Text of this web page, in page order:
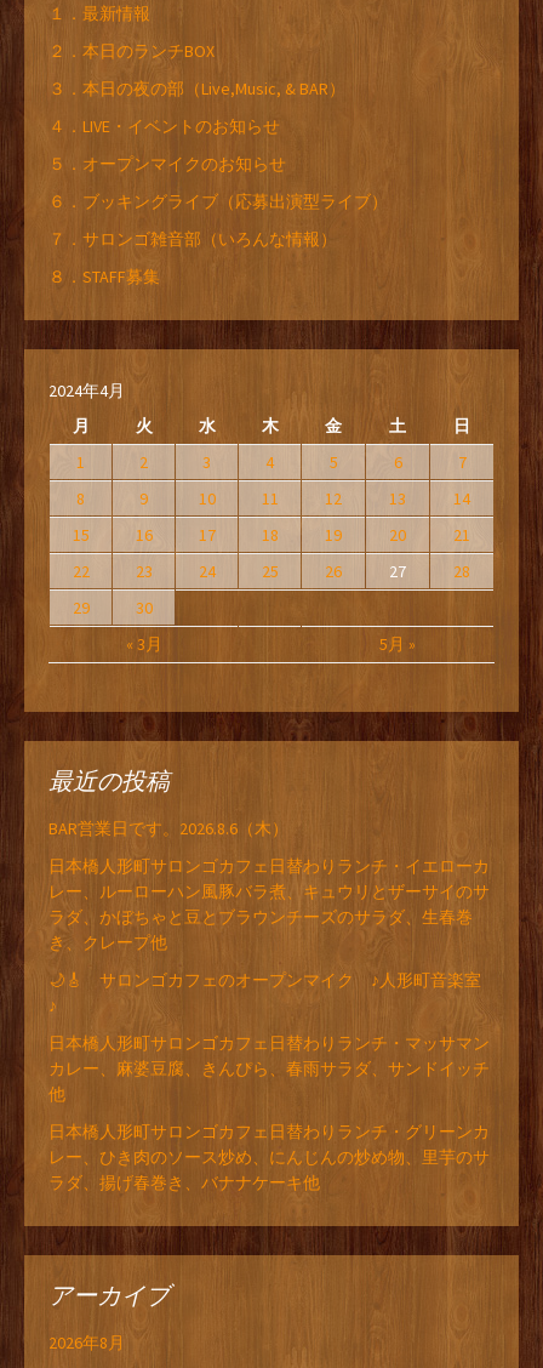
１．最新情報
２．本日のランチBOX
３．本日の夜の部（Live,Music, & BAR）
４．LIVE・イベントのお知らせ
５．オープンマイクのお知らせ
６．ブッキングライブ（応募出演型ライブ）
７．サロンゴ雑音部（いろんな情報）
８．STAFF募集
2024年4月
月
火 水 木 金 土 日
« 3月 5月 »
1 2 3 4 5 6
7
8
9 10 11 12 13
14
15
16 17 18 19 20
21
22
23 24 25 26 27
28
29
30
最近の投稿
BAR営業日です。2026.8.6（木）
日本橋人形町サロンゴカフェ日替わりランチ・イエローカ
レー、ルーローハン風豚バラ煮、キュウリとザーサイのサ
ラダ、かぼちゃと豆とブラウンチーズのサラダ、生春巻
き、クレープ他
🌙🎸 サロンゴカフェのオープンマイク ♪人形町音楽室
♪
日本橋人形町サロンゴカフェ日替わりランチ・マッサマン
カレー、麻婆豆腐、きんぴら、春雨サラダ、サンドイッチ
他
日本橋人形町サロンゴカフェ日替わりランチ・グリーンカ
レー、ひき肉のソース炒め、にんじんの炒め物、里芋のサ
ラダ、揚げ春巻き、バナナケーキ他
アーカイブ
2026年8月